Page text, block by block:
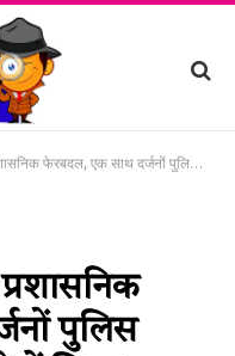
एक साथ दर्जनों पुलिस कर्मियों का तबादला, देखें लिस्ट
पुलिस